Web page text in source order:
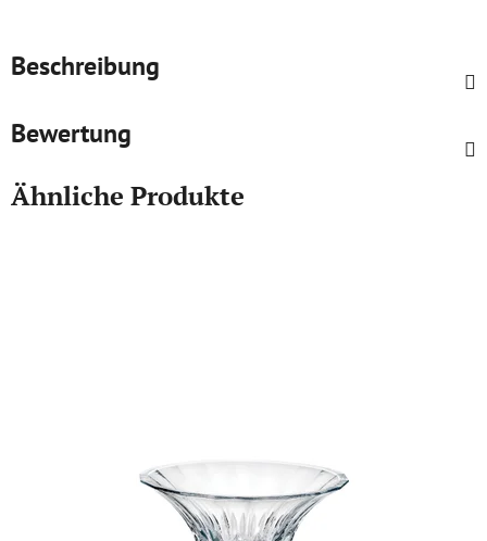
Beschreibung
Bewertung
Ähnliche Produkte